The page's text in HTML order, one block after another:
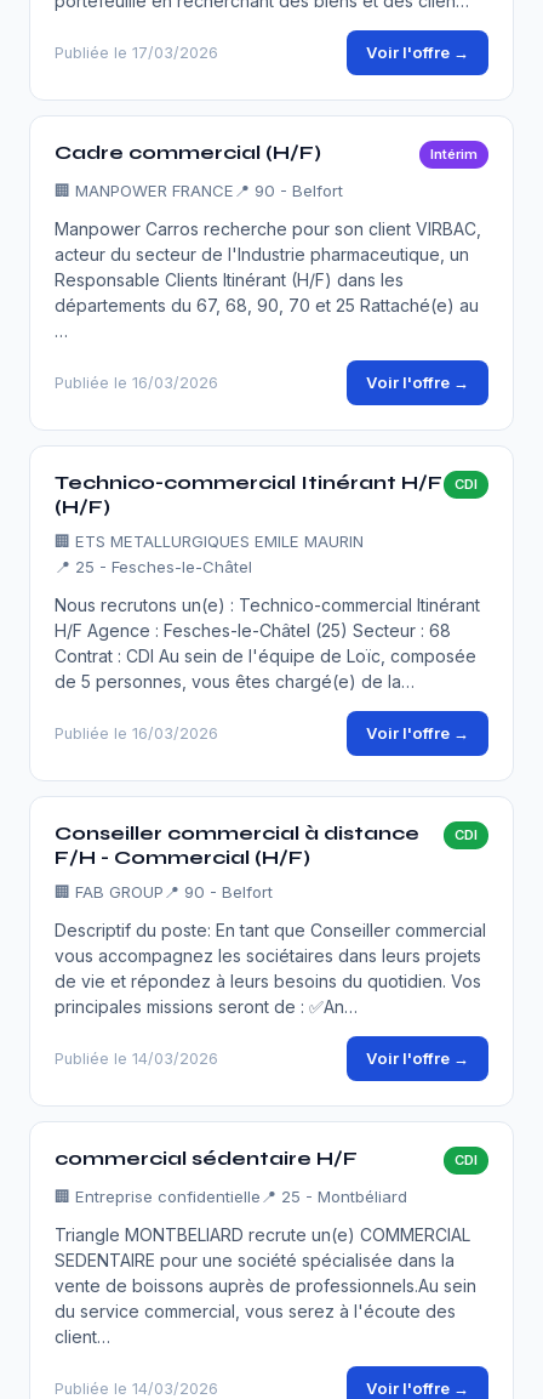
Publiée le 17/03/2026 Voir l'offre →
Cadre commercial (H/F) Intérim
🏢 MANPOWER FRANCE 📍 90 - Belfort
Manpower Carros recherche pour son client VIRBAC,
acteur du secteur de l'Industrie pharmaceutique, un
Responsable Clients Itinérant (H/F) dans les
départements du 67, 68, 90, 70 et 25 Rattaché(e) au
…
Publiée le 16/03/2026 Voir l'offre →
Technico-commercial Itinérant H/F
(H/F)
CDI
🏢 ETS METALLURGIQUES EMILE MAURIN
📍 25 - Fesches-le-Châtel
Nous recrutons un(e) : Technico-commercial Itinérant
H/F Agence : Fesches-le-Châtel (25) Secteur : 68
Contrat : CDI Au sein de l'équipe de Loïc, composée
de 5 personnes, vous êtes chargé(e) de la…
Publiée le 16/03/2026 Voir l'offre →
Conseiller commercial à distance
F/H - Commercial (H/F)
CDI
🏢 FAB GROUP 📍 90 - Belfort
Descriptif du poste: En tant que Conseiller commercial
vous accompagnez les sociétaires dans leurs projets
de vie et répondez à leurs besoins du quotidien. Vos
principales missions seront de : ✅An…
Publiée le 14/03/2026 Voir l'offre →
commercial sédentaire H/F CDI
🏢 Entreprise confidentielle 📍 25 - Montbéliard
Triangle MONTBELIARD recrute un(e) COMMERCIAL
SEDENTAIRE pour une société spécialisée dans la
vente de boissons auprès de professionnels.Au sein
du service commercial, vous serez à l'écoute des
client…
Publiée le 14/03/2026 Voir l'offre →